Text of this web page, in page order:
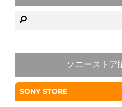
ソニーストア
SONY STORE